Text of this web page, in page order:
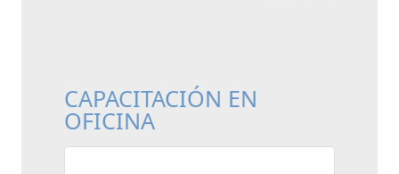
CAPACITACIÓN EN
OFICINA